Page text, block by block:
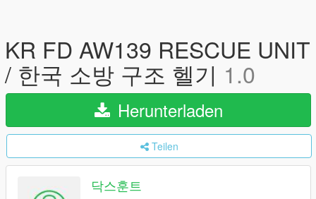
KR FD AW139 RESCUE UNIT
/ 한국 소방 구조 헬기 1.0
Herunterladen
Teilen
닥스훈트